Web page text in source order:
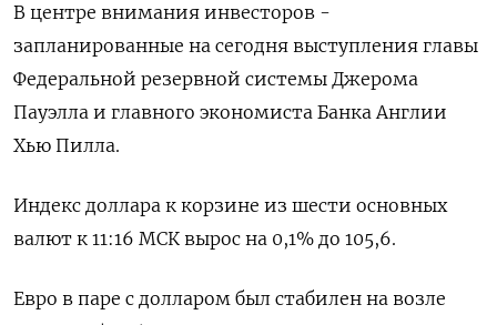
В центре внимания инвесторов -
запланированные на сегодня выступления главы
Федеральной резервной системы Джерома
Пауэлла и главного экономиста Банка Англии
Хью Пилла.
Индекс доллара к корзине из шести основных
валют к 11:16 МСК вырос на 0,1% до 105,6​.
Евро в паре с долларом был стабилен на возле